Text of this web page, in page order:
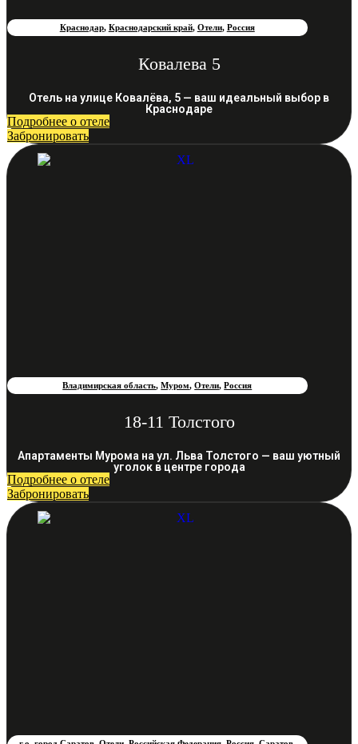
Краснодар, Краснодарский край, Отели, Россия
Ковалева 5
Отель на улице Ковалёва, 5 — ваш идеальный выбор в
Краснодаре
Подробнее о отеле
Забронировать
Владимирская область,Муром,Отели,Россия
18-11 Толстого
Апартаменты Мурома на ул. Льва Толстого — ваш уютный
уголок в центре города
Подробнее о отеле
Забронировать